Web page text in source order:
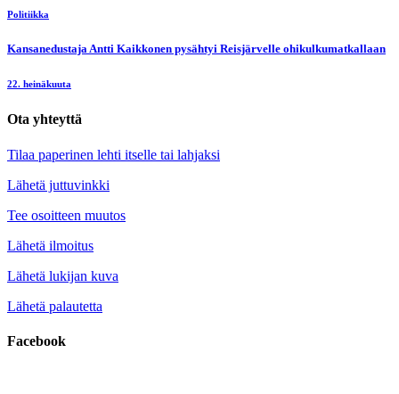
Politiikka
Kansanedustaja Antti Kaikkonen pysähtyi Reisjärvelle ohikulkumatkallaan
22. heinäkuuta
Ota yhteyttä
Tilaa paperinen lehti itselle tai lahjaksi
Lähetä juttuvinkki
Tee osoitteen muutos
Lähetä ilmoitus
Lähetä lukijan kuva
Lähetä palautetta
Facebook